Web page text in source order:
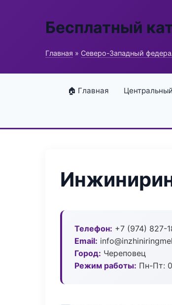
Бесплатный
Главная » Северо-Западный
🏠 Главная
Телефон: +7 (974) 827-
Email:
Город: Череповец
Режим работы: Пн-Пт: